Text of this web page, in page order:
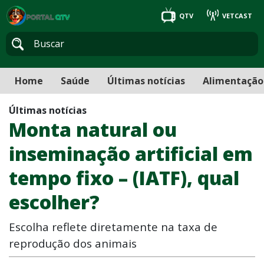
QTV VETCAST
Home Saúde Últimas notícias Alimentação
Últimas notícias
Monta natural ou
inseminação artificial em
tempo fixo – (IATF), qual
escolher?
Escolha reflete diretamente na taxa de
reprodução dos animais